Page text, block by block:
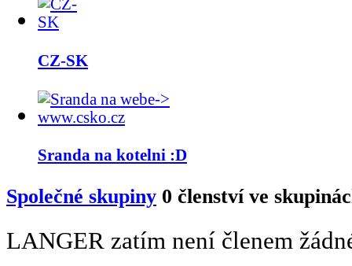
CZ-SK
Sranda na kotelni :D
Společné skupiny 0 členství ve
LANGER zatím není členem